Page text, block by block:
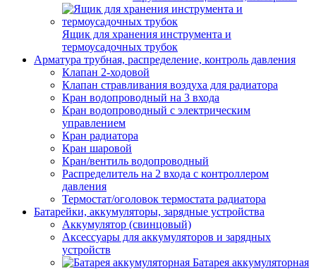
Ящик для хранения инструмента и
термоусадочных трубок
Арматура трубная, распределение, контроль давления
Клапан 2-ходовой
Клапан стравливания воздуха для радиатора
Кран водопроводный на 3 входа
Кран водопроводный с электрическим
управлением
Кран радиатора
Кран шаровой
Кран/вентиль водопроводный
Распределитель на 2 входа с контроллером
давления
Термостат/оголовок термостата радиатора
Батарейки, аккумуляторы, зарядные устройства
Аккумулятор (свинцовый)
Аксессуары для аккумуляторов и зарядных
устройств
Батарея аккумуляторная